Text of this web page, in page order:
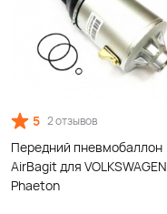
5 2 отзывов
Передний пневмобаллон
AirBagit для VOLKSWAGEN
Phaeton